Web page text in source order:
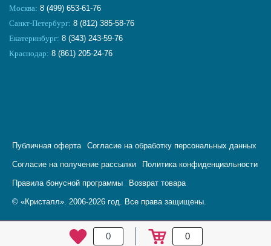
0 0
Москва: 8 (499) 653-61-76
Санкт-Петербург: 8 (812) 385-58-76
Екатеринбург: 8 (343) 243-59-76
Краснодар: 8 (861) 205-24-76
© «Кристалл». 2006-2026 год. Все права защищены.
Публичная оферта Согласие на обработку персональных данных
Согласие на получение рассылки Политика конфиденциальности
Правила бонусной программы Возврат товара